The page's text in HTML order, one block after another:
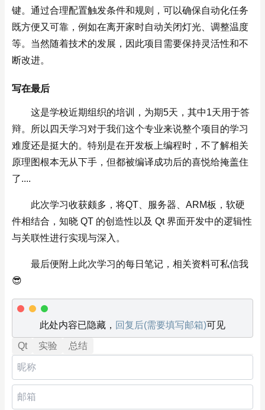
键。通过合理配置触发条件和规则，可以确保自动化任务
既方便又可靠，例如在离开家时自动关闭灯光、调整温度
等。当然随着技术的发展，因此项目需要保持灵活性和不
断改进。
写在最后
这是学校近期组织的培训，为期5天，其中1天用于答
辩。所以四天学习对于我们这个专业来说整个项目的学习
难度还是挺大的。特别是在开发板上编程时，不了解相关
原理图根本无从下手，但都被编译成功后的喜悦给掩盖住
了....
此次学习收获颇多，将QT、服务器、ARM板，软硬
件相结合，知晓 QT 的创造性以及 Qt 界面开发中的逻辑性
与关联性进行实现与深入。
最后便附上此次学习的每日笔记，相关资料可私信我
😎
此处内容已隐藏， 回复后(需要填写邮箱)可见
Qt 实验 总结